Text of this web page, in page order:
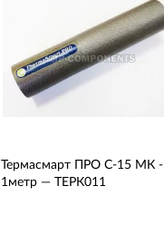
Термасмарт ПРО С-15 МК -
1метр — ТЕРК011